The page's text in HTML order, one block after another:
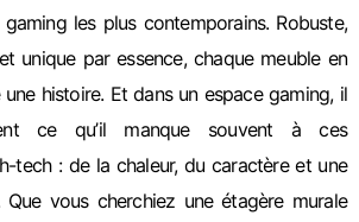
les plus contemporains. Robuste,
unique par essence, chaque meuble en
histoire. Et dans un espace gaming, il
ce qu’il manque souvent à ces
tech : de la chaleur, du caractère et une
Que vous cherchiez une étagère murale